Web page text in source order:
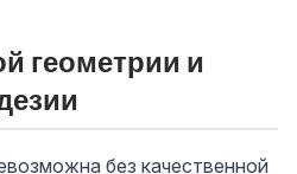
геометрии и
без качественной